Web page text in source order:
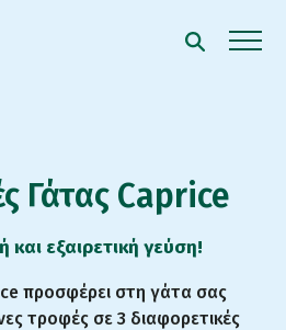
Γάτας Caprice
εξαιρετική γεύση!
προσφέρει στη γάτα σας
τροφές σε 3 διαφορετικές